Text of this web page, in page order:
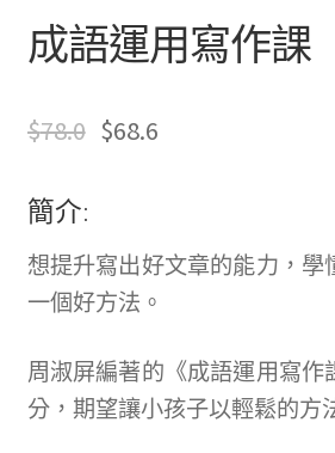
成語運用寫作課
$78.0 $68.6
簡介:
想提升寫出好文章的能力，學
一個好方法。
周淑屏編著的《成語運用寫作
分，期望讓小孩子以輕鬆的方